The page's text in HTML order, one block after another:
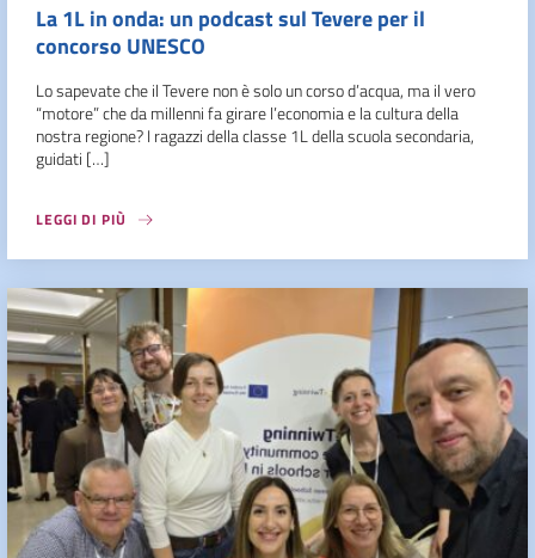
La 1L in onda: un podcast sul Tevere per il
concorso UNESCO
Lo sapevate che il Tevere non è solo un corso d’acqua, ma il vero
“motore” che da millenni fa girare l’economia e la cultura della
nostra regione? I ragazzi della classe 1L della scuola secondaria,
guidati […]
LEGGI DI PIÙ